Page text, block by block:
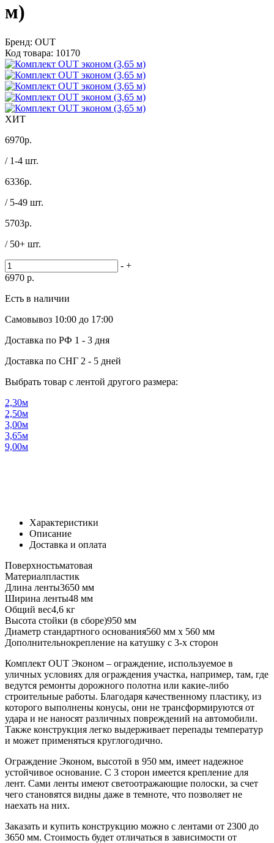
м)
Бренд: OUT
Код товара: 10170
ХИТ
6970р.
/ 1-4 шт.
6336р.
/ 5-49 шт.
5703р.
/ 50+ шт.
- +
6970 р.
Есть в наличии
Самовывоз 10:00 до 17:00
Доставка по РФ 1 - 3 дня
Доставка по СНГ 2 - 5 дней
Выбрать товар с лентой другого размера:
2,30м
2,50м
3,00м
3,65м
9,00м
Характеристики
Описание
Доставка и оплата
Поверхностьматовая
Материалпластик
Длина ленты3650 мм
Ширина ленты48 мм
Общий вес4,6 кг
Высота стойки (в сборе)950 мм
Диаметр стандартного основания560 мм х 560 мм
Дополнительнокрепление на катушку с 3-х сторон
Комплект OUT Эконом – ограждение, используемое в
уличных условиях для ограждения участка, например, там, где
ведутся ремонты дорожного полотна или какие-либо
строительные работы. Благодаря качественному пластику, из
которого выполнены конусы, они не трансформируются от
удара и не наносят различных повреждений на автомобили.
Также конструкция легко выдерживает перепады температур
и может применяться круглогодично.
Ограждение Эконом, высотой в 950 мм, имеет надежное
устойчивое основание. С 3 сторон имеется крепление для
лент. Сами ленты имеют светоотражающие полоски, за счет
чего становятся видны даже в темноте, что позволяет не
наехать на них.
Заказать и купить конструкцию можно с лентами от 2300 до
3650 мм. Стоимость будет отличаться в зависимости от